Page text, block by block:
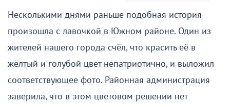
Несколькими днями раньше подобная история
произошла с лавочкой в Южном районе. Один из
жителей нашего города счёл, что красить её в
жёлтый и голубой цвет непатриотично, и выложил
соответствующее фото. Районная администрация
заверила, что в этом цветовом решении нет